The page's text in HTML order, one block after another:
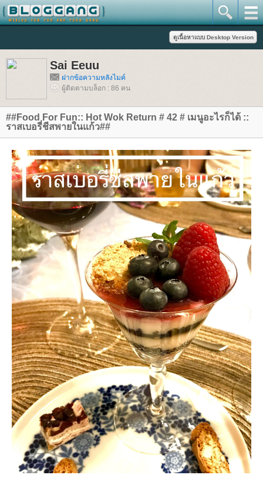
Sai Eeuu
ฝากข้อความหลังไมค์
ผู้ติดตามบล็อก : 86 คน
##Food For Fun:: Hot Wok Return # 42 # เมนูอะไรก็ได้ ::
ราสเบอรี่ชีสพายในแก้ว##